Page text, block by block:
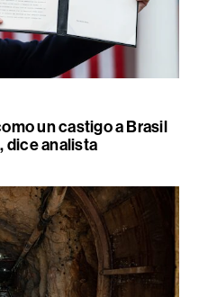
un castigo a Brasil
dice analista